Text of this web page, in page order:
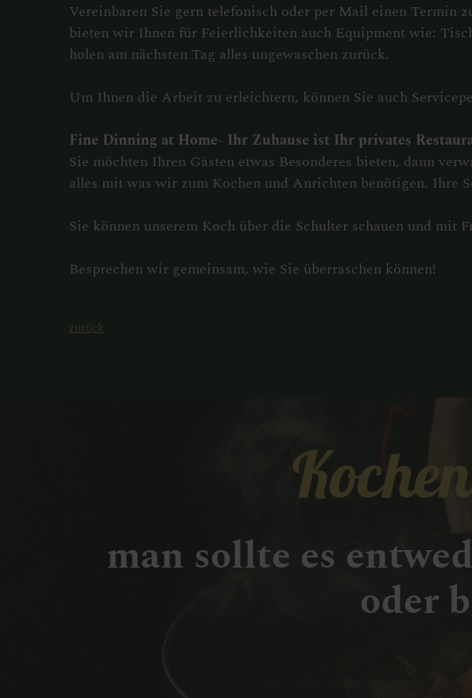
Vereinbaren Sie gern telefonisch oder per Mail einen Termin
bieten wir Ihnen für Feierlichkeiten auch Equipment wie:
holen am nächsten Tag alles ungewaschen zurück.
Um Ihnen die Arbeit zu erleichtern, können Sie auch
Fine Dinning at Home- Ihr Zuhause ist Ihr privates
Sie möchten Ihren Gästen etwas Besonderes bieten, dann
alles mit was wir zum Kochen und Anrichten benötigen. Ihre
Sie können unserem Koch über die Schulter schauen und
Besprechen wir gemeinsam, wie Sie überraschen können!
zurück
man sollte es
oder